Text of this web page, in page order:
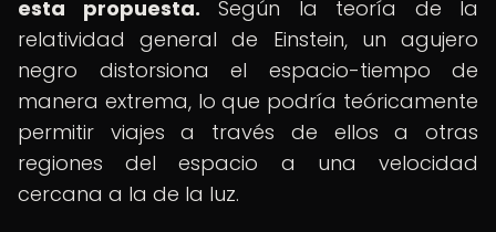
esta propuesta. Según la teoría de la
relatividad general de Einstein, un agujero
negro distorsiona el espacio-tiempo de
manera extrema, lo que podría teóricamente
permitir viajes a través de ellos a otras
regiones del espacio a una velocidad
cercana a la de la luz.